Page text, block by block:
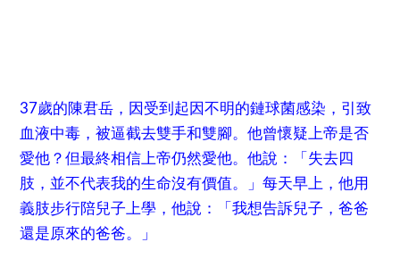
37歲的陳君岳，因受到起因不明的鏈球菌感染，引致
血液中毒，被逼截去雙手和雙腳。他曾懷疑上帝是否
愛他？但最終相信上帝仍然愛他。他說：「失去四
肢，並不代表我的生命沒有價值。」每天早上，他用
義肢步行陪兒子上學，他說：「我想告訴兒子，爸爸
還是原來的爸爸。」